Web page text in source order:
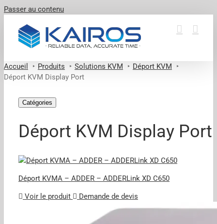
Passer au contenu
Accueil Produits Solutions KVM
Déport KVM
Déport KVM Display Port
Catégories
Déport KVM Display Port
Déport KVMA – ADDER – ADDERLink XD C650
Voir le produit Demande de devis